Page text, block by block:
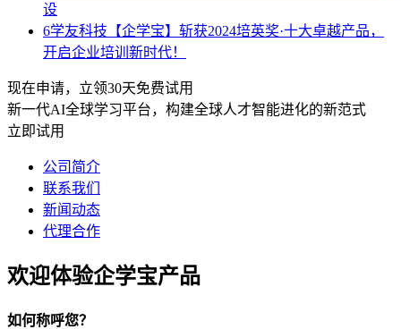
设
6学友科技【企学宝】斩获2024培英奖·十大卓越产品，
开启企业培训新时代！
现在申请，立领30天免费试用
新一代AI全球学习平台，构建全球人才智能进化的新范式
立即试用
公司简介
联系我们
新闻动态
代理合作
欢迎体验企学宝产品
如何称呼您？